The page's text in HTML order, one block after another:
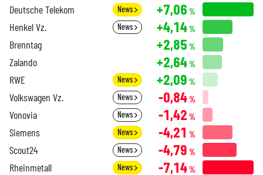
Deutsche Telekom News +7,06 %
Henkel Vz. News +4,14%
Brenntag +2,85 %
Zalando +2,64%
RWE News +2,09 %
Volkswagen Vz. News -0,84%
Vonovia News -1,42 %
Siemens News -4,21 %
Scout24 News -4,79 %
Rheinmetall News -7,14%